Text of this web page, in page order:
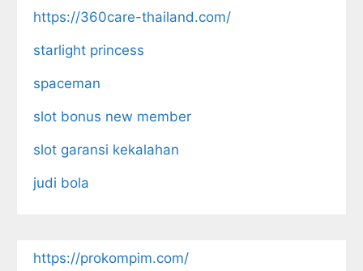
https://360care-thailand.com/
starlight princess
spaceman
slot bonus new member
slot garansi kekalahan
judi bola
https://prokompim.com/